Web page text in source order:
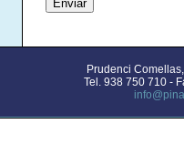
Prudenci
Tel. 938 750 710 -